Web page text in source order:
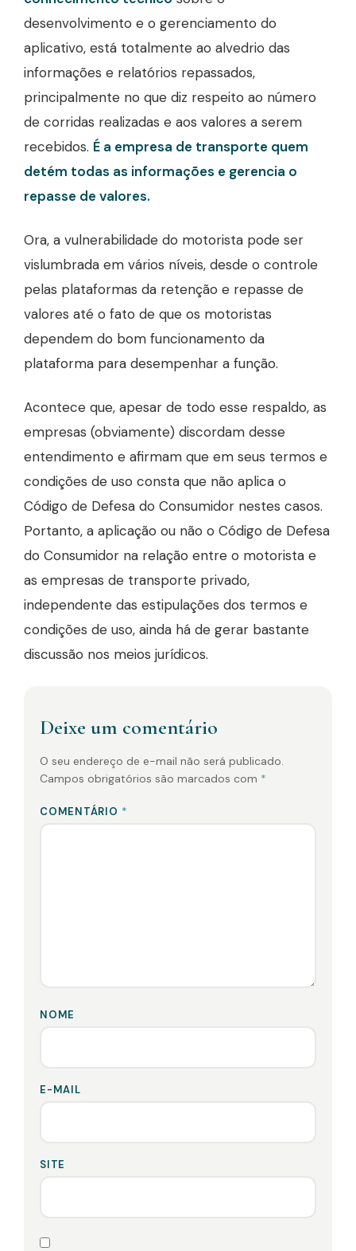
desenvolvimento e o gerenciamento do
aplicativo, está totalmente ao alvedrio das
informações e relatórios repassados,
principalmente no que diz respeito ao número
de corridas realizadas e aos valores a serem
recebidos. É a empresa de transporte quem
detém todas as informações e gerencia o
repasse de valores.
Ora, a vulnerabilidade do motorista pode ser
vislumbrada em vários níveis, desde o controle
pelas plataformas da retenção e repasse de
valores até o fato de que os motoristas
dependem do bom funcionamento da
plataforma para desempenhar a função.
Acontece que, apesar de todo esse respaldo, as
empresas (obviamente) discordam desse
entendimento e afirmam que em seus termos e
condições de uso consta que não aplica o
Código de Defesa do Consumidor nestes casos.
Portanto, a aplicação ou não o Código de Defesa
do Consumidor na relação entre o motorista e
as empresas de transporte privado,
independente das estipulações dos termos e
condições de uso, ainda há de gerar bastante
discussão nos meios jurídicos.
Deixe um comentário
O seu endereço de e-mail não será publicado.
Campos obrigatórios são marcados com *
COMENTÁRIO *
NOME
E-MAIL
SITE